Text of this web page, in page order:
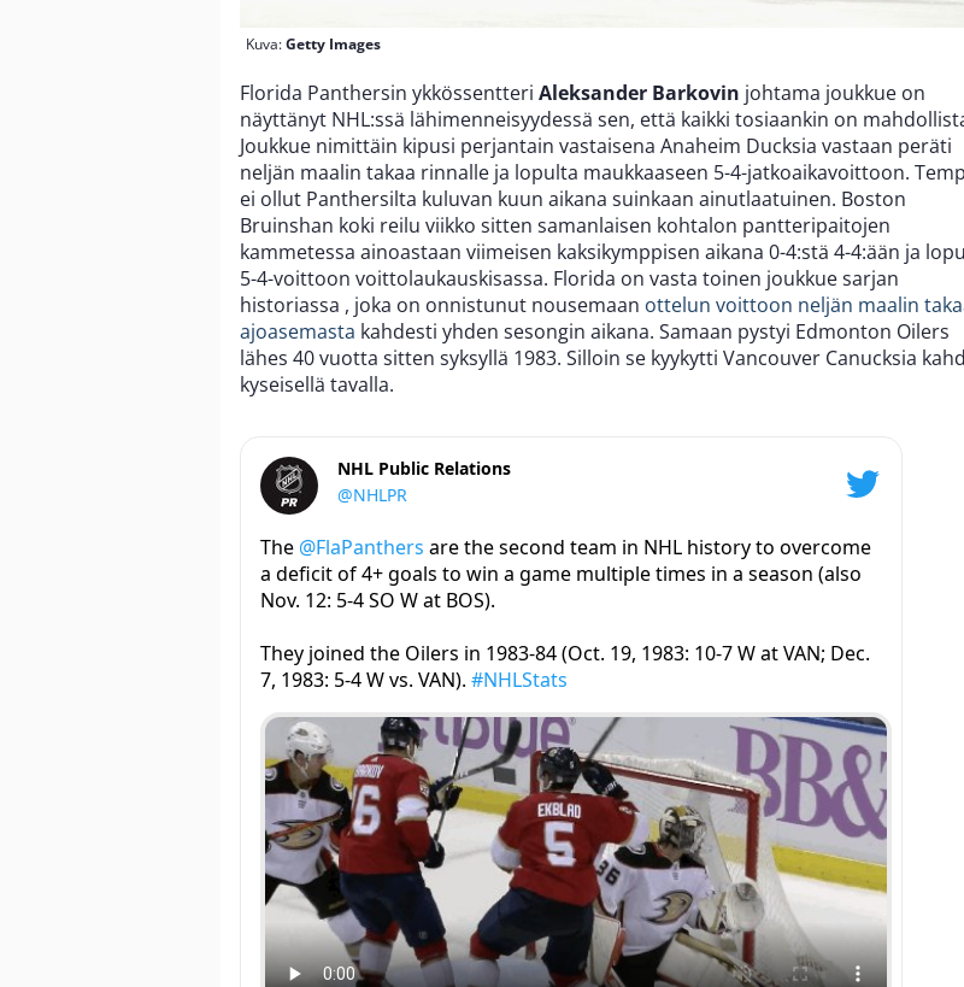
Kuva:Getty Images
Florida Panthersin ykkössentteri Aleksander Barkovin johtama joukkue on
näyttänyt NHL:ssä lähimenneisyydessä sen, että kaikki tosiaankin on
Joukkue nimittäin kipusi perjantain vastaisena Anaheim Ducksia vastaan peräti
neljän maalin takaa rinnalle ja lopulta maukkaaseen 5-4-jatkoaikavoittoon.
ei ollut Panthersilta kuluvan kuun aikana suinkaan ainutlaatuinen. Boston
Bruinshan koki reilu viikko sitten samanlaisen kohtalon pantteripaitojen
kammetessa ainoastaan viimeisen kaksikymppisen aikana 0-4:stä 4-4:ään ja
5-4-voittoon voittolaukauskisassa. Florida on vasta toinen joukkue sarjan
historiassa , joka on onnistunut nousemaan ottelun voittoon neljän maalin
ajoasemasta kahdesti yhden sesongin aikana. Samaan pystyi Edmonton Oilers
lähes 40 vuotta sitten syksyllä 1983. Silloin se kyykytti Vancouver Canucksia
kyseisellä tavalla.
NHL Public Relations
@NHLPR
The @FlaPanthers are the second team in NHL history to overcome
a deficit of 4+ goals to win a game multiple times in a season (also
Nov. 12: 5-4 SO W at BOS).
They joined the Oilers in 1983-84 (Oct. 19, 1983: 10-7 W at VAN; Dec.
7, 1983: 5-4 W vs. VAN). #NHLStats